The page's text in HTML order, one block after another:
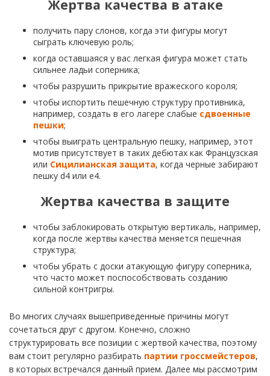
Жертва качества в атаке
получить пару слонов, когда эти фигуры могут
сыграть ключевую роль;
когда оставшаяся у вас легкая фигура может стать
сильнее ладьи соперника;
чтобы разрушить прикрытие вражеского короля;
чтобы испортить пешечную структуру противника,
например, создать в его лагере слабые сдвоенные
пешки;
чтобы выиграть центральную пешку, например, этот
мотив присутствует в таких дебютах как Французская
или Сицилианская защита, когда черные забирают
пешку d4 или е4.
Жертва качества в защите
чтобы заблокировать открытую вертикаль, например,
когда после жертвы качества меняется пешечная
структура;
чтобы убрать с доски атакующую фигуру соперника,
что часто может поспособствовать созданию
сильной контригры.
Во многих случаях вышеприведенные причины могут
сочетаться друг с другом. Конечно, сложно
структурировать все позиции с жертвой качества, поэтому
вам стоит регулярно разбирать партии гроссмейстеров,
в которых встречался данный прием. Далее мы рассмотрим